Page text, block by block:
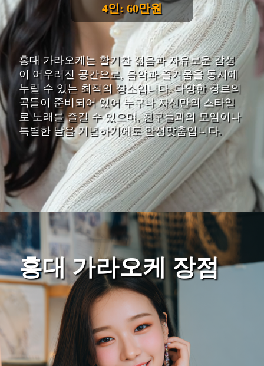
4인: 60만원
홍대 가라오케는 활기찬 젊음과 자유로운 감성
이 어우러진 공간으로, 음악과 즐거움을 동시에
누릴 수 있는 최적의 장소입니다. 다양한 장르의
곡들이 준비되어 있어 누구나 자신만의 스타일
로 노래를 즐길 수 있으며, 친구들과의 모임이나
특별한 날을 기념하기에도 안성맞춤입니다.
홍대 가라오케 장점